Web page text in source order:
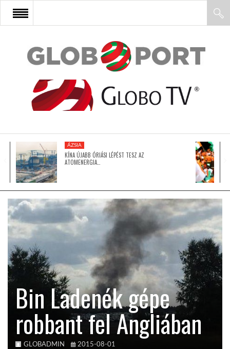
FŐOLDAL
AFRIKA
ÁZSIA
LATIN-AMERIKA
KÖZEL-KELET
AUSZTRÁLIA
ÁZSIA
KÍNA ÚJABB ÓRIÁSI LÉPÉST TESZ AZ
ATOMENERGIA…
Bin Ladenék gépe
robbant fel Angliában
GLOBADMIN 2015-08-01